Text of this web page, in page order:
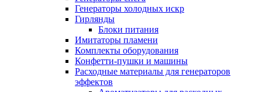
Генераторы холодных искр
Гирлянды
Блоки питания
Имитаторы пламени
Комплекты оборудования
Конфетти-пушки и машины
Расходные материалы для генераторов
эффектов